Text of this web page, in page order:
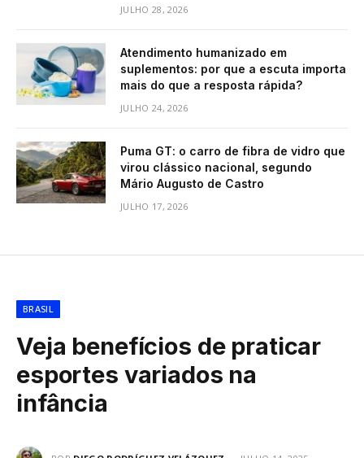
JULHO 28, 2026
Atendimento humanizado em
suplementos: por que a escuta importa
mais do que a resposta rápida?
JULHO 24, 2026
Puma GT: o carro de fibra de vidro que
virou clássico nacional, segundo
Mário Augusto de Castro
JULHO 17, 2026
BRASIL
Veja benefícios de praticar
esportes variados na
infância